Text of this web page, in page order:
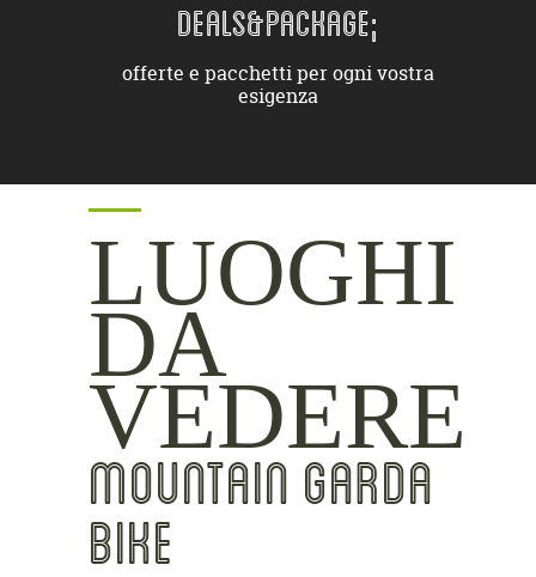
DEALS&PACKAGE;
offerte e pacchetti per ogni vostra
esigenza
LUOGHI
DA
VEDERE
MOUNTAIN GARDA
BIKE